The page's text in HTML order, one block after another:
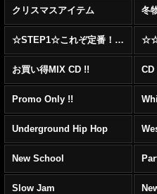
クリスマスアイテム 冬
☆STEP1☆これぞ定番！！まずはここから！2000年代R&BフロアヒットBest 100 !!!
お買い得MIX CD !!
Promo Only !!
Underground Hip Hop
New School
Slow Jam